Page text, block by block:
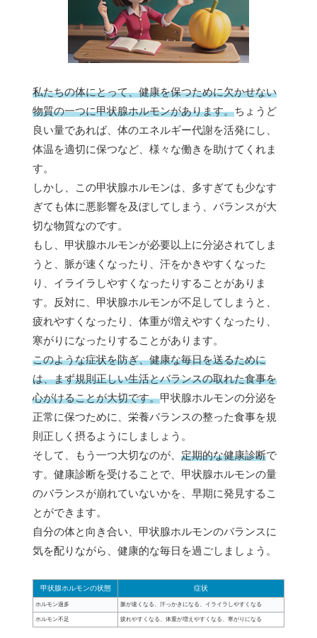
私たちの体にとって、健康を保つために欠かせない
物質の一つに甲状腺ホルモンがあります。ちょうど
良い量であれば、体のエネルギー代謝を活発にし、
体温を適切に保つなど、様々な働きを助けてくれま
す。
しかし、この甲状腺ホルモンは、多すぎても少なす
ぎても体に悪影響を及ぼしてしまう、バランスが大
切な物質なのです。
もし、甲状腺ホルモンが必要以上に分泌されてしま
うと、脈が速くなったり、汗をかきやすくなった
り、イライラしやすくなったりすることがありま
す。反対に、甲状腺ホルモンが不足してしまうと、
疲れやすくなったり、体重が増えやすくなったり、
寒がりになったりすることがあります。
このような症状を防ぎ、健康な毎日を送るために
は、まず規則正しい生活とバランスの取れた食事を
心がけることが大切です。甲状腺ホルモンの分泌を
正常に保つために、栄養バランスの整った食事を規
則正しく摂るようにしましょう。
そして、もう一つ大切なのが、 定期的な健康診断で
す。健康診断を受けることで、甲状腺ホルモンの量
のバランスが崩れていないかを、早期に発見するこ
とができます。
自分の体と向き合い、甲状腺ホルモンのバランスに
気を配りながら、健康的な毎日を過ごしましょう。
甲状腺ホルモンの状態 症状
ホルモン過多 脈が速くなる、汗っかきになる、イライラしやすくなる
ホルモン不足 疲れやすくなる、体重が増えやすくなる、寒がりになる